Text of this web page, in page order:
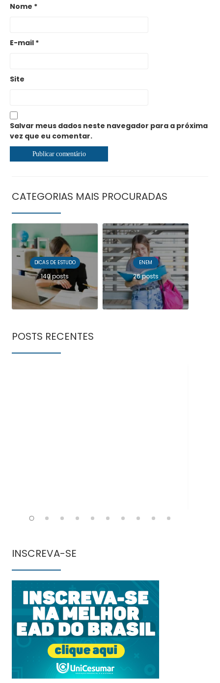
Nome *
E-mail *
Site
Salvar meus dados neste navegador para a próxima
vez que eu comentar.
CATEGORIAS MAIS PROCURADAS
DICAS DE ESTUDO
140 posts
ENEM
26 posts
POSTS RECENTES
INSCREVA-SE